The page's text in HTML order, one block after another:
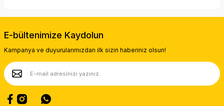
E-bültenimize Kaydolun
Kampanya ve duyurularımızdan ilk sizin haberiniz olsun!